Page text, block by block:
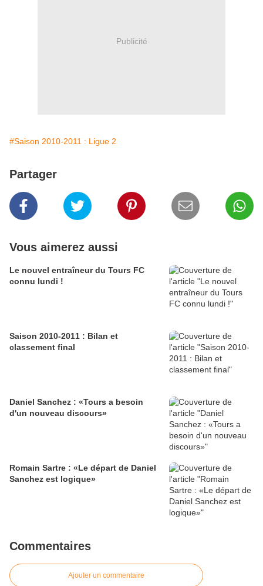
Publicité
#Saison 2010-2011 : Ligue 2
Partager
Vous aimerez aussi
Le nouvel entraîneur du Tours FC
connu lundi !
Saison 2010-2011 : Bilan et
classement final
Daniel Sanchez : «Tours a besoin
d'un nouveau discours»
Romain Sartre : «Le départ de Daniel
Sanchez est logique»
Commentaires
Ajouter un commentaire